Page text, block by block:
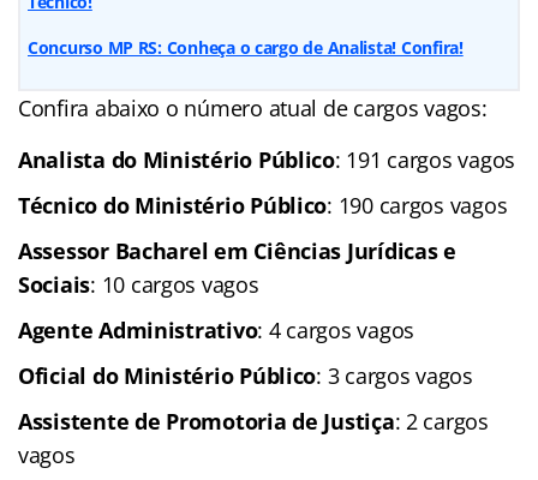
Concurso MP RS: Conheça o cargo de Analista! Confira!
Confira abaixo o número atual de cargos vagos:
Analista do Ministério Público: 191 cargos vagos
Técnico do Ministério Público: 190 cargos vagos
Assessor Bacharel em Ciências Jurídicas e
Sociais: 10 cargos vagos
Agente Administrativo: 4 cargos vagos
Oficial do Ministério Público: 3 cargos vagos
Assistente de Promotoria de Justiça: 2 cargos
vagos